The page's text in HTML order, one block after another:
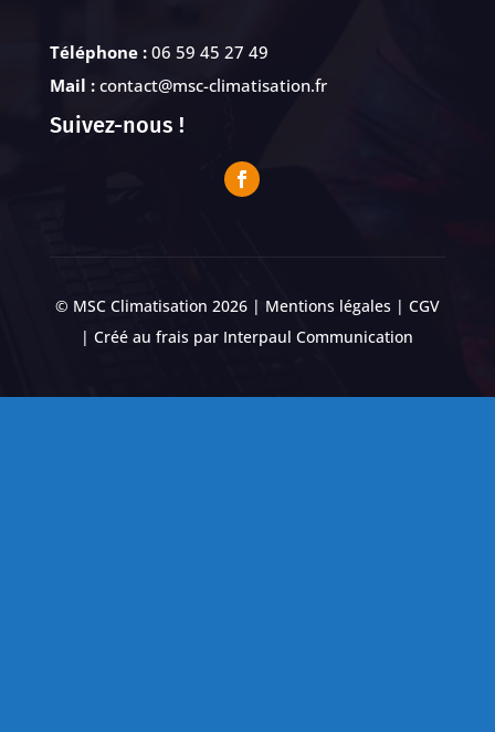
Téléphone : 06 59 45 27 49
Mail :contact@msc-climatisation.fr
Suivez-nous !
© MSC Climatisation 2026 | Mentions légales| CGV
| Créé au frais par Interpaul Communication